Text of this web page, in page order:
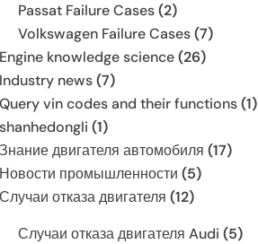
Passat Failure Cases(2)
Volkswagen Failure Cases(7)
Engine knowledge science(26)
Industry news(7)
Query vin codes and their functions(1)
shanhedongli (1)
Знание двигателя автомобиля (17)
Новости промышленности (5)
Случаи отказа двигателя (12)
Случаи отказа двигателя Audi (5)